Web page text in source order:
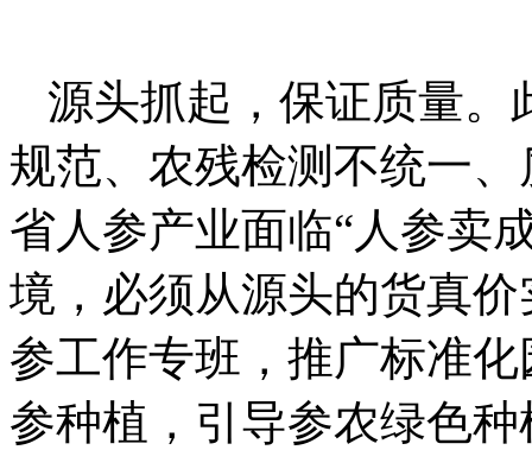
源头抓起，保证质量。
规范、农残检测不统一
省人参产业面临“人参卖
境，必须从源头的货真
参工作专班，推广标准
参种植，引导参农绿色